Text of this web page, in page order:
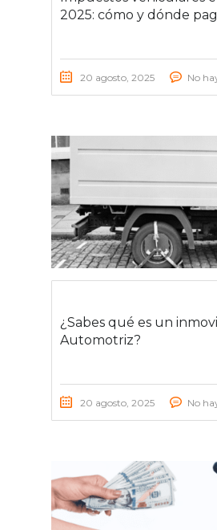
2025: cómo y dónde
20 agosto, 2025 No
¿Sabes qué es un
Automotriz?
20 agosto, 2025 No